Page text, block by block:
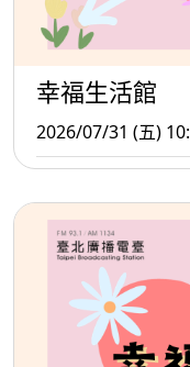
幸福生活館
2026/07/31 (五)